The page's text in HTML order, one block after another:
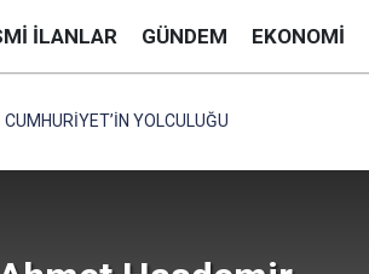
İLANLAR GÜNDEM EKONOMI
CUMHURİYET’İN YOLCULUĞU